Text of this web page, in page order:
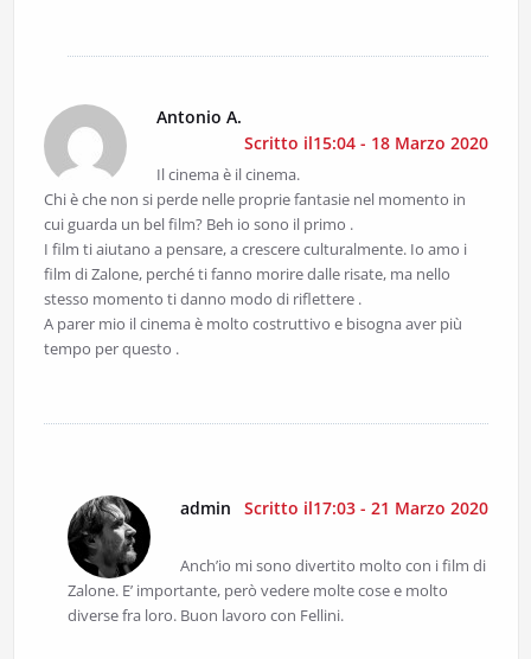
Antonio A.
Scritto il15:04 - 18 Marzo 2020
Il cinema è il cinema.
Chi è che non si perde nelle proprie fantasie nel momento in
cui guarda un bel film? Beh io sono il primo .
I film ti aiutano a pensare, a crescere culturalmente. Io amo i
film di Zalone, perché ti fanno morire dalle risate, ma nello
stesso momento ti danno modo di riflettere .
A parer mio il cinema è molto costruttivo e bisogna aver più
tempo per questo .
admin Scritto il17:03 - 21 Marzo 2020
Anch’io mi sono divertito molto con i film di
Zalone. E’ importante, però vedere molte cose e molto
diverse fra loro. Buon lavoro con Fellini.